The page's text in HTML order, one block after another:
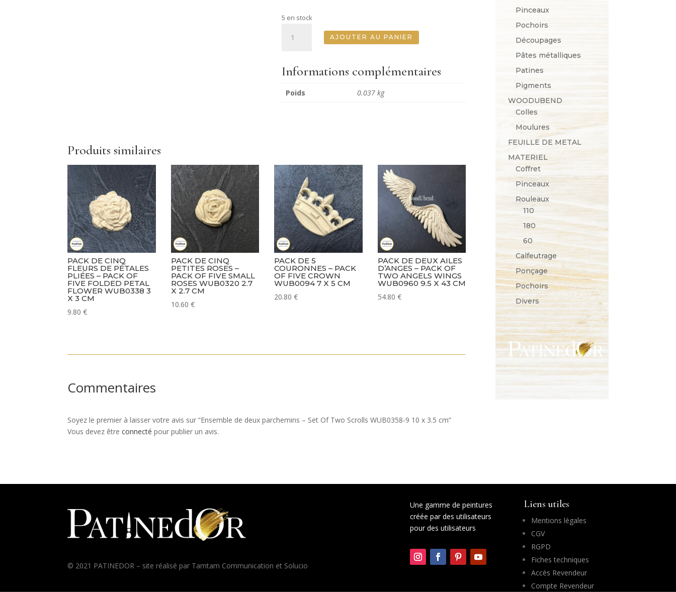
5 en stock
deux
parchemins
9
10
x
3.5
cm
AJOUTER AU PANIER
Informations complémentaires
Poids 0.037 kg
Produits similaires
PACK DE CINQ
FLEURS DE PÉTALES
PLIÉES – PACK OF
FIVE FOLDED PETAL
FLOWER WUB0338 3
X 3 CM
9.80€
PACK DE CINQ
PETITES ROSES –
PACK OF FIVE SMALL
ROSES WUB0320 2.7
X 2.7 CM
10.60 €
PACK DE 5
COURONNES – PACK
OF FIVE CROWN
WUB0094 7 X 5 CM
20.80€
PACK DE DEUX AILES
D’ANGES – PACK OF
TWO ANGELS WINGS
WUB0960 9.5 X 43 CM
54.80 €
Commentaires
Soyez le premier à laisser votre avis sur “Ensemble de deux parchemins – Set Of Two Scrolls WUB0358-9 10 x 3.5 cm”
Vous devez êtreconnecté pour publier un avis.
Pinceaux
Pochoirs
Découpages
Pâtes métalliques
Patines
Pigments
WOODUBEND
Colles
Moulures
FEUILLE DE METAL
MATERIEL
Coffret
Pinceaux
Rouleaux
110
180
60
Calfeutrage
Ponçage
Pochoirs
Divers
© 2021 PATINEDOR – site réalisé par Tamtam Communication et Solucio
Une gamme de peintures
créée par des utilisateurs
pour des utilisateurs
Liens utiles
Mentions légales
CGV
RGPD
Fiches techniques
Accès Revendeur
Compte Revendeur